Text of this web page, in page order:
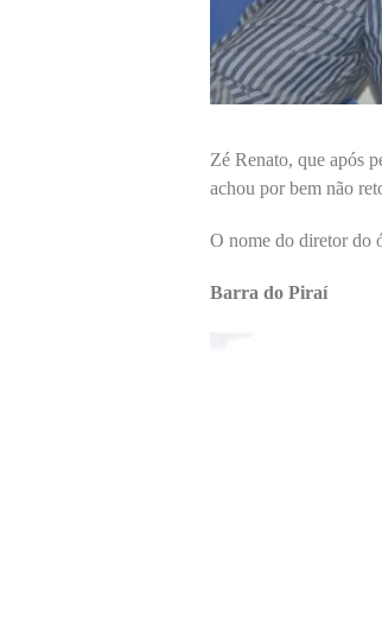
Zé Renato, que após
achou por bem não
O nome do diretor do
Barra do Piraí